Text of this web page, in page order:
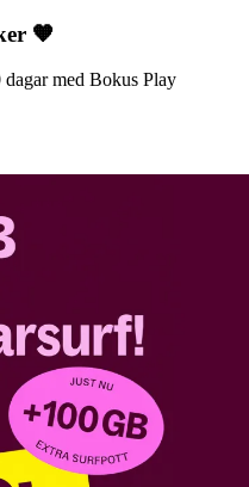
🧡
med Bokus Play